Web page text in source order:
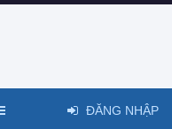
ĐĂNG NHẬP